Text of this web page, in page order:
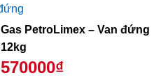
Gas PetroLimex – Van đứng
12kg
570000₫